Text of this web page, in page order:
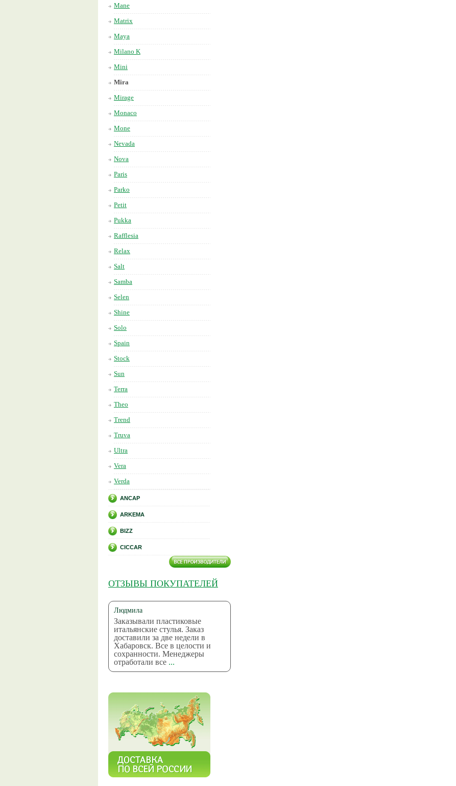
Mane
Matrix
Maya
Milano K
Mini
Mira
Mirage
Monaco
Mone
Nevada
Nova
Paris
Parko
Petit
Pukka
Rafflesia
Relax
Salt
Samba
Selen
Shine
Solo
Spain
Stock
Sun
Terra
Theo
Trend
Truva
Ultra
Vera
Verda
ANCAP
ARKEMA
BIZZ
CICCAR
ОТЗЫВЫ ПОКУПАТЕЛЕЙ
Людмила
Заказывали пластиковые
итальянские стулья. Заказ
доставили за две недели в
Хабаровск. Все в целости и
сохранности. Менеджеры
отработали все ...